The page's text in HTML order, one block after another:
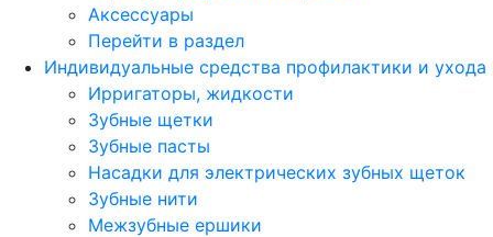
Аксессуары
Перейти в раздел
Индивидуальные средства профилактики и ухода
Ирригаторы, жидкости
Зубные щетки
Зубные пасты
Насадки для электрических зубных щеток
Зубные нити
Межзубные ершики